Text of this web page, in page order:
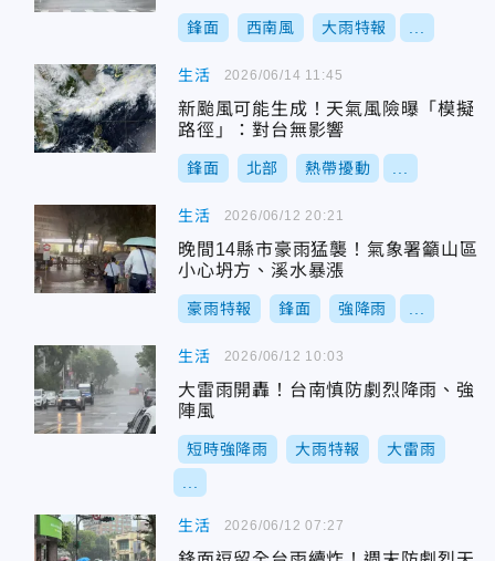
鋒面 西南風 大雨特報
生活
新颱風可能生成！天氣風險曝「模擬
路徑」：對台無影響
鋒面 北部 熱帶擾動
2026/06/14 11:45
生活
晚間14縣市豪雨猛襲！氣象署籲山區
小心坍方、溪水暴漲
豪雨特報 鋒面 強降雨
2026/06/12 20:21
生活
大雷雨開轟！台南慎防劇烈降雨、強
陣風
短時強降雨 大雨特報 大雷雨
2026/06/12 10:03
生活 2026/06/12 07:27